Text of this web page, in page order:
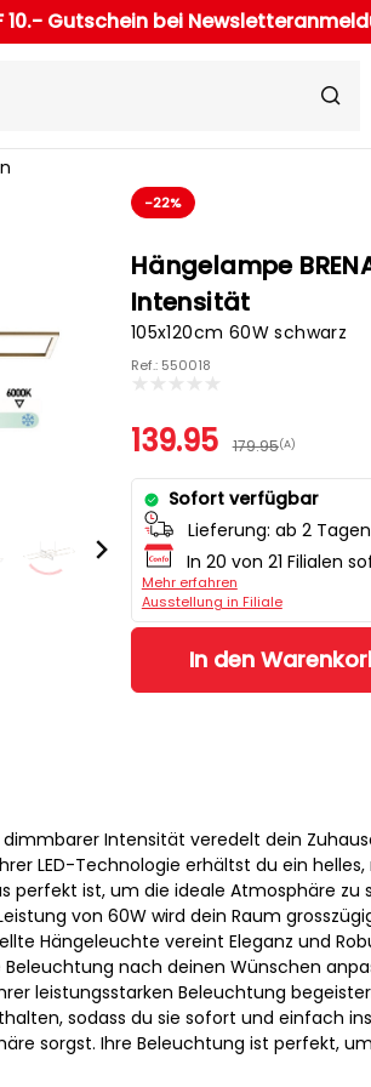
10.- Gutschein bei
-22%
Hängelampe
Intensität
105x120cm 60W schwarz
Ref.: 550018
139.95 179.95(A)
Sofort verfügbar
Lieferung: ab 2 Tagen
In 20 von 21 Filialen
Mehr erfahren
Ausstellung in Filiale
In den
dimmbarer Intensität veredelt dein
LED-Technologie erhältst du ein
perfekt ist, um die ideale Atmosphäre zu
von 60W wird dein Raum
Hängeleuchte vereint Eleganz und
nach deinen Wünschen
leistungsstarken Beleuchtung
sodass du sie sofort und einfach
sorgst. Ihre Beleuchtung ist perfekt,